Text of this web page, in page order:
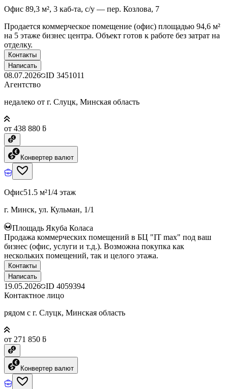
Офис 89,3 м², 3 каб-та, с/у — пер. Козлова, 7
Продается коммерческое помещение (офис) площадью 94,6 м²
на 5 этаже бизнес центра. Объект готов к работе без затрат на
отделку.
Контакты
Написать
08.07.2026 ID 3451011
Агентство
недалеко от г. Слуцк, Минская область
от 438 880 ƃ
Конвертер валют
Офис51.5 м²1/4 этаж
г. Минск, ул. Кульман, 1/1
Площадь Якуба Коласа
Продажа коммерческих помещений в БЦ "IT max" под ваш
бизнес (офис, услуги и т.д.). Возможна покупка как
нескольких помещений, так и целого этажа.
Контакты
Написать
19.05.2026 ID 4059394
Контактное лицо
рядом с г. Слуцк, Минская область
от 271 850 ƃ
Конвертер валют